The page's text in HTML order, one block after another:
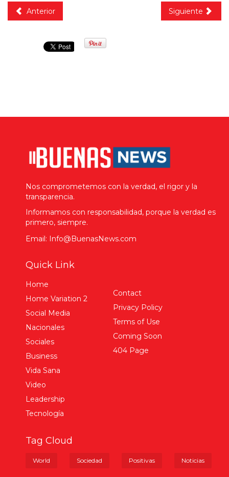
Anterior Siguiente
Nos comprometemos con la verdad, el rigor y la
transparencia.
Informamos con responsabilidad, porque la verdad es
primero, siempre.
Email: Info@BuenasNews.com
Quick Link
Home
Home Variation 2
Social Media
Nacionales
Sociales
Business
Vida Sana
Video
Leadership
Tecnología
Contact
Privacy Policy
Terms of Use
Coming Soon
404 Page
Tag Cloud
World Sociedad Positivas Noticias